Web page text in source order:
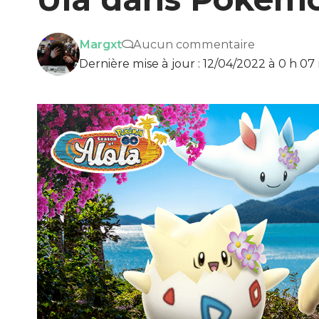
Dernière mise à jour : 12/04/2022 à 0 h 07
Margxt Aucun commentaire